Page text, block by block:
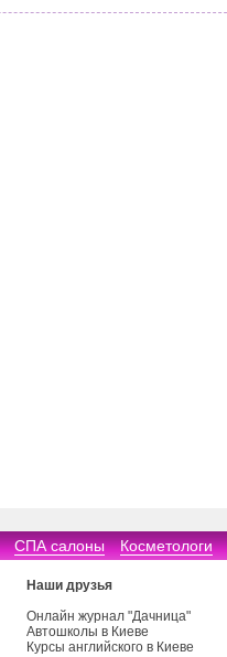
СПА салоны Косметологи
Наши друзья
Онлайн журнал "Дачница"
Автошколы в Киеве
Курсы английского в Киеве